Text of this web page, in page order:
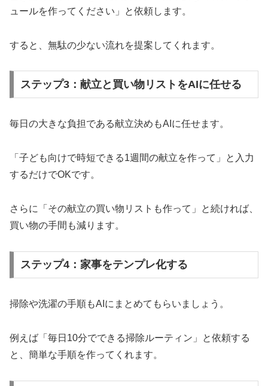
ュールを作ってください」と依頼します。
すると、無駄の少ない流れを提案してくれます。
ステップ3：献立と買い物リストをAIに任せる
毎日の大きな負担である献立決めもAIに任せます。
「子ども向けで時短できる1週間の献立を作って」と入力
するだけでOKです。
さらに「その献立の買い物リストも作って」と続ければ、
買い物の手間も減ります。
ステップ4：家事をテンプレ化する
掃除や洗濯の手順もAIにまとめてもらいましょう。
例えば「毎日10分でできる掃除ルーティン」と依頼する
と、簡単な手順を作ってくれます。